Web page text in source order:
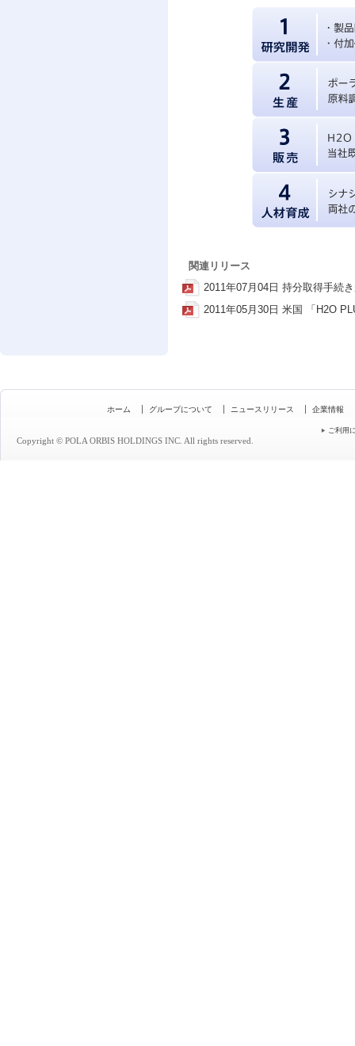
関連リリース
2011年07月04日 持分取得手続
2011年05月30日 米国 「H2O
ホーム グループについて ニュースリリース 企業情報
Copyright © POLA ORBIS HOLDINGS INC. All rights reserved.
ご利用